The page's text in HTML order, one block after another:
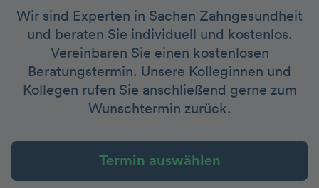
Wir sind Experten in Sachen Zahngesundheit
und beraten Sie individuell und kostenlos.
Vereinbaren Sie einen kostenlosen
Beratungstermin. Unsere Kolleginnen und
Kollegen rufen Sie anschließend gerne zum
Wunschtermin zurück.
Termin auswählen